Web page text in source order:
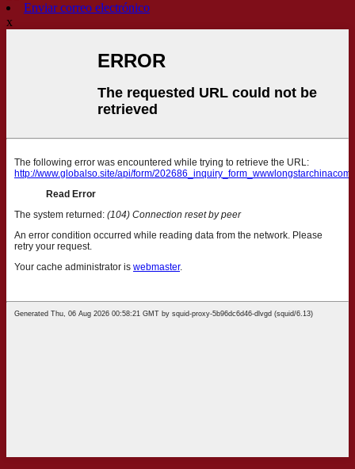
Enviar correo electrónico
x